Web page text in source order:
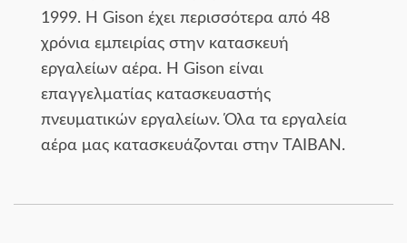
1999. Η Gison έχει περισσότερα από 48
χρόνια εμπειρίας στην κατασκευή
εργαλείων αέρα. Η Gison είναι
επαγγελματίας κατασκευαστής
πνευματικών εργαλείων. Όλα τα εργαλεία
αέρα μας κατασκευάζονται στην ΤΑΙΒΑΝ.